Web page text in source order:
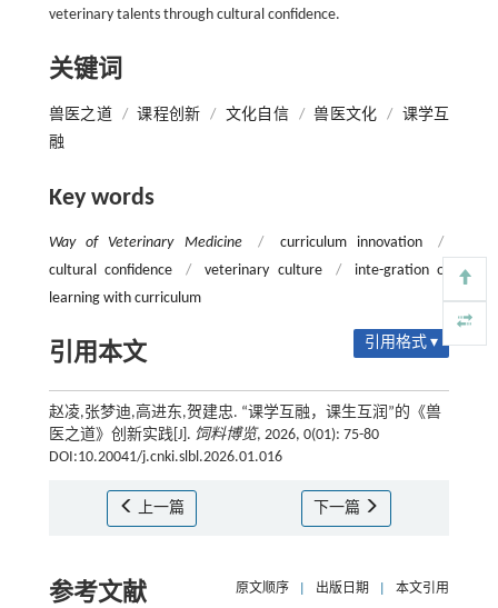
veterinary talents through cultural confidence.
关键词
兽医之道 / 课程创新 / 文化自信 / 兽医文化 / 课学互
融
Key words
Way of Veterinary Medicine / curriculum innovation
/
cultural confidence
/ veterinary culture /
inte-gration of
learning with curriculum
引用本文 引用格式 ▾
赵凌,张梦迪,高进东,贺建忠. “课学互融，课生互润”的《兽
医之道》创新实践[J]. 饲料博览, 2026, 0(01): 75-80
DOI:10.20041/j.cnki.slbl.2026.01.016
上一篇 下一篇
参考文献 原文顺序 出版日期 本文引用